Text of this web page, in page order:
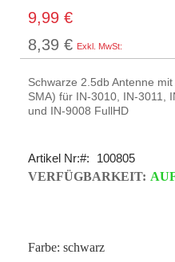
9,99 €
8,39 €
Schwarze 2.5db Antenne
SMA) für IN-3010, IN-3011,
und IN-9008 FullHD
Artikel Nr:
100805
VERFÜGBARKEIT:
Farbe: schwarz